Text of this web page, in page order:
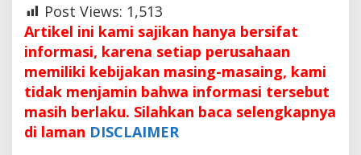
Post Views: 1,513
Artikel ini kami sajikan hanya bersifat
informasi, karena setiap perusahaan
memiliki kebijakan masing-masaing, kami
tidak menjamin bahwa informasi tersebut
masih berlaku. Silahkan baca selengkapnya
di laman DISCLAIMER